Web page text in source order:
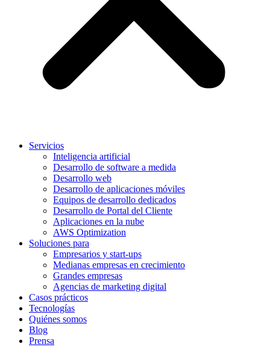
Servicios
Inteligencia artificial
Desarrollo de software a medida
Desarrollo web
Desarrollo de aplicaciones móviles
Equipos de desarrollo dedicados
Desarrollo de Portal del Cliente
Aplicaciones en la nube
AWS Optimization
Soluciones para
Empresarios y start-ups
Medianas empresas en crecimiento
Grandes empresas
Agencias de marketing digital
Casos prácticos
Tecnologías
Quiénes somos
Blog
Prensa